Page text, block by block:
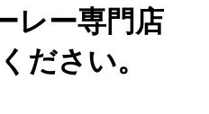
レー専門店
ださい。